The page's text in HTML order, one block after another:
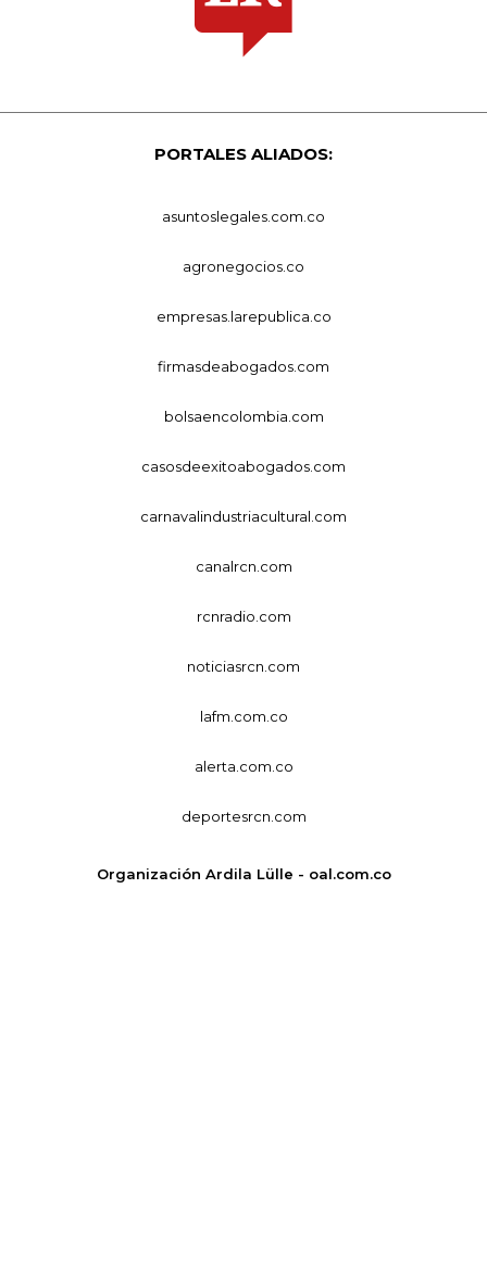
PORTALES ALIADOS:
asuntoslegales.com.co
agronegocios.co
empresas.larepublica.co
firmasdeabogados.com
bolsaencolombia.com
casosdeexitoabogados.com
carnavalindustriacultural.com
canalrcn.com
rcnradio.com
noticiasrcn.com
lafm.com.co
alerta.com.co
deportesrcn.com
Organización Ardila Lülle - oal.com.co